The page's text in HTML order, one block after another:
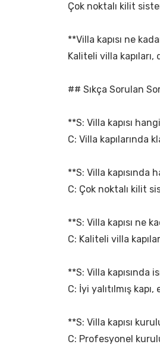
Çok noktalı kilit
**Villa kapısı ne
Kaliteli villa
## Sıkça Sorulan
**S: Villa kapısı
C: Villa kapılarında
**S: Villa
C: Çok noktalı kilit
**S: Villa kapısı ne
C: Kaliteli villa
**S: Villa kapısında
C: İyi yalıtılmış
**S: Villa kapısı
C: Profesyonel